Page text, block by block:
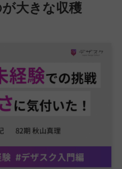
大きな収穫